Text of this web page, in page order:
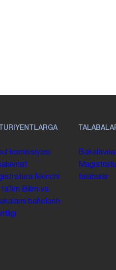
komissiyasi
Ikkinchi
Bilim va
baholash
talabalar